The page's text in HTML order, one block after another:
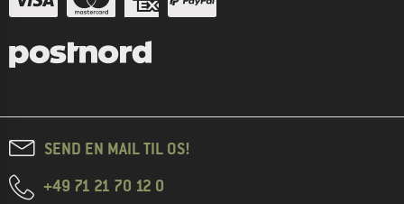
SEND EN MAIL TIL OS!
+49 71 21 70 12 0